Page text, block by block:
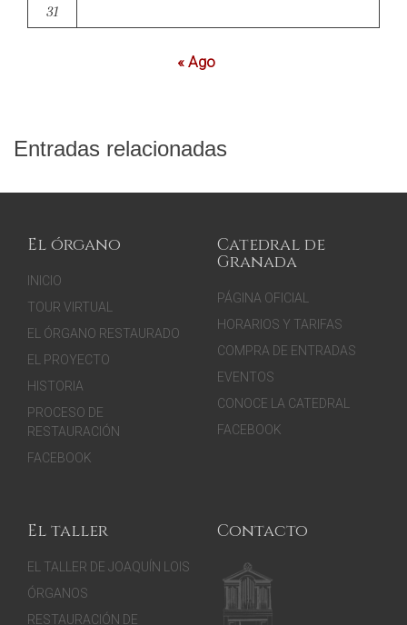
31
« Ago
Entradas relacionadas
El órgano
INICIO
TOUR VIRTUAL
EL ÓRGANO RESTAURADO
EL PROYECTO
HISTORIA
PROCESO DE
RESTAURACIÓN
FACEBOOK
Catedral de
Granada
PÁGINA OFICIAL
HORARIOS Y TARIFAS
COMPRA DE ENTRADAS
EVENTOS
CONOCE LA CATEDRAL
FACEBOOK
El taller
EL TALLER DE JOAQUÍN LOIS
ÓRGANOS
RESTAURACIÓN DE
Contacto